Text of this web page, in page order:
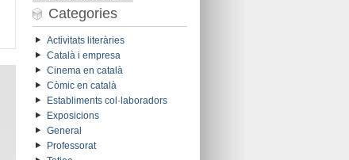
Categories
Activitats literàries
Català i empresa
Cinema en català
Còmic en català
Establiments col·laboradors
Exposicions
General
Professorat